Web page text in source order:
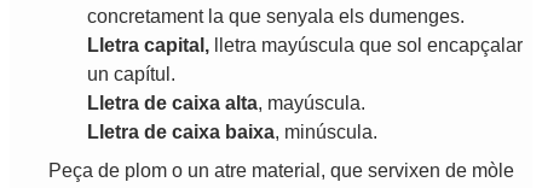
concretament la que senyala els dumenges.
Lletra capital , lletra mayúscula que sol encapçalar
un capítul .
Lletra de caixa alta, mayúscula.
Lletra de caixa baixa, minúscula.
Peça de plom o un atre material , que servixen de mòle